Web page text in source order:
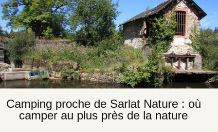
Camping proche de Sarlat Nature : où
camper au plus près de la nature